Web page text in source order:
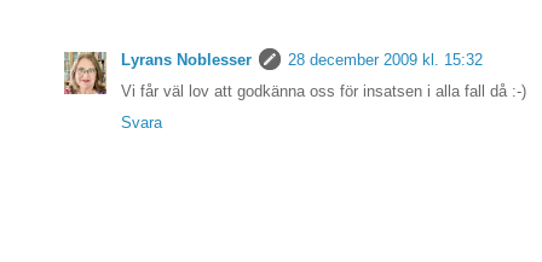
Lyrans Noblesser
28 december 2009 kl. 15:32
Vi får väl lov att godkänna oss för insatsen i alla fall då :-)
Svara